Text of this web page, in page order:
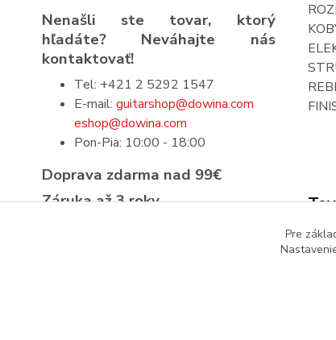
Nenašli ste tovar, ktorý
hľadáte? Neváhajte nás
kontaktovať!
Tel: +421 2 5292 1547
E-mail: guitarshop@dowina.com
eshop@dowina.com
Pon-Pia: 10:00 - 18:00
Doprava zdarma nad 99€
Záruka až 3 roky
Pre